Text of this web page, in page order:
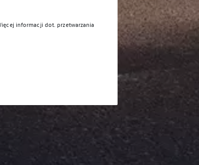
informacji dot. przetwarzania